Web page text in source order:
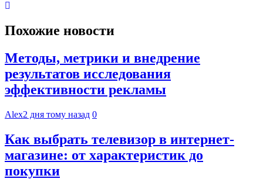
Похожие новости
Методы, метрики и внедрение
результатов исследования
эффективности рекламы
Alex2 дня тому назад 0
Как выбрать телевизор в интернет-
магазине: от характеристик до
покупки